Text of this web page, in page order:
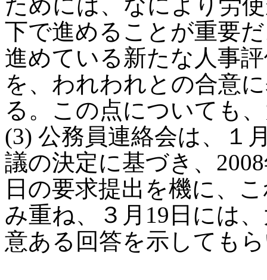
下で進めることが重要
進めている新たな人事
を、われわれとの合意
る。この点についても
(3) 公務員連絡会は、１
議の決定に基づき、
日の要求提出を機に、
み重ね、３月19日には
意ある回答を示しても